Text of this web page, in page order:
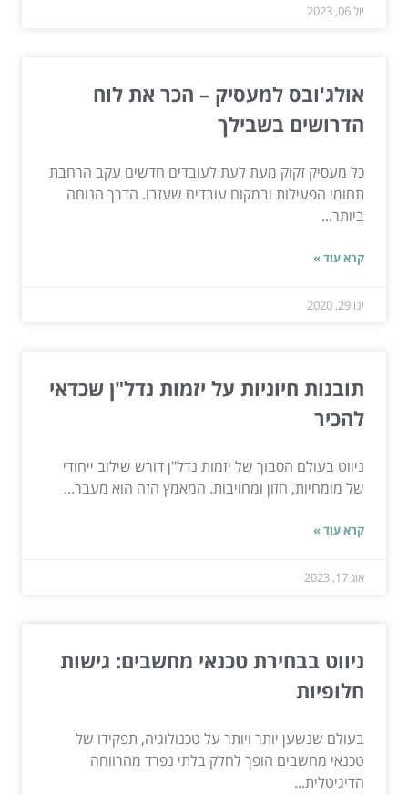
יול 06, 2023
אולג'ובס למעסיק – הכר את לוח
הדרושים בשבילך
כל מעסיק זקוק מעת לעת לעובדים חדשים עקב הרחבת
תחומי הפעילות ובמקום עובדים שעזבו. הדרך הנוחה
ביותר...
קרא עוד »
ינו 29, 2020
תובנות חיוניות על יזמות נדל"ן שכדאי
להכיר
ניווט בעולם הסבוך של יזמות נדל"ן דורש שילוב ייחודי
של מומחיות, חזון ומחויבות. המאמץ הזה הוא מעבר...
קרא עוד »
אוג 17, 2023
ניווט בבחירת טכנאי מחשבים: גישות
חלופיות
בעולם שנשען יותר ויותר על טכנולוגיה, תפקידו של
טכנאי מחשבים הופך לחלק בלתי נפרד מהרווחה
הדיגיטלית...